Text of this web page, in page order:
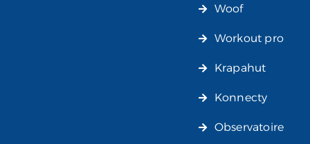
Woof
Workout pro
Krapahut
Konnecty
Observatoire